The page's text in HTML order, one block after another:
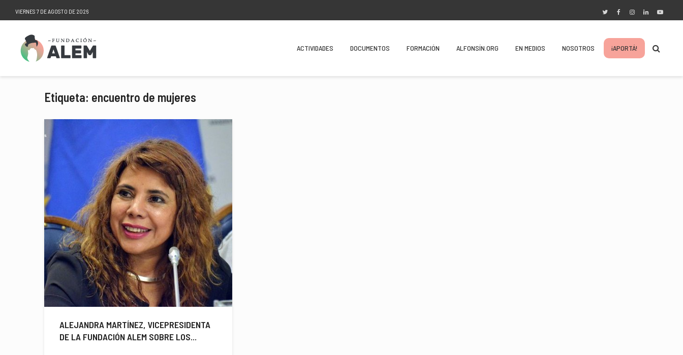
VIERNES 7 DE AGOSTO DE 2026
ACTIVIDADES DOCUMENTOS FORMACIÓN ALFONSÍN.ORG EN MEDIOS NOSOTROS ¡APORTÁ!
Etiqueta: encuentro de mujeres
ALEJANDRA MARTÍNEZ, VICEPRESIDENTA
DE LA FUNDACIÓN ALEM SOBRE LOS...